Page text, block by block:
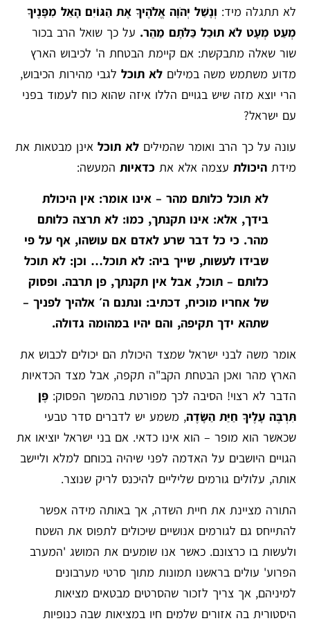
לא תתגלה מיד: וְנָשַׁל יְהֹוָה אֱלֹהֶיךָ אֶת הַגּוֹיִם הָאֵל מִפָּנֶיךָ
מְעַט מְעָט לֹא תוּכַל כַּלֹּתָם מַהֵר. על כך שואל הרב בכור
שור שאלה מתבקשת: אם קיימת הבטחת ה' לכיבוש הארץ
מדוע משתמש משה במילים לא תוכל לגבי מהירות הכיבוש,
הרי יוצא מזה שיש בגויים הללו איזה שהוא כוח לעמוד בפני
עם ישראל?
עונה על כך הרב ואומר שהמילים לא תוכל אינן מבטאות את
מידת היכולת עצמה אלא את כדאיות המעשה:
לא תוכל כלותם מהר – אינו אומר: אין היכולת
בידך, אלא: אינו תקנתך, כמו: לא תרצה כלותם
מהר. כי כל דבר שרע לאדם אם עושהו, אף על פי
שבידו לעשות, שייך ביה: לא תוכל… וכן: לא תוכל
כלותם – תוכל, אבל אין תקנתך, פן תרבה. ופסוק
של אחריו מוכיח, דכתיב: ונתנם ה׳ אלהיך לפניך –
שתהא ידך תקיפה, והם יהיו במהומה גדולה.
אומר משה לבני ישראל שמצד היכולת הם יכולים לכבוש את
הארץ מהר ואכן הבטחת הקב"ה תקפה, אבל מצד הכדאיות
הדבר לא רצוי! הסיבה לכך מפורטת בהמשך הפסוק: פֶּן
תִּרְבֶּה עָלֶיךָ חַיַּת הַשָּׂדֶה, משמע יש לדברים סדר טבעי
שכאשר הוא מופר – הוא אינו כדאי. אם בני ישראל יוציאו את
הגויים היושבים על האדמה לפני שיהיה בכוחם למלא וליישב
אותה, עלולים גורמים שליליים להיכנס לריק שנוצר.
התורה מציינת את חיית השדה, אך באותה מידה אפשר
להתייחס גם לגורמים אנושיים שיכולים לתפוס את השטח
ולעשות בו כרצונם. כאשר אנו שומעים את המושג 'המערב
הפרוע' עולים בראשנו תמונות מתוך סרטי מערבונים
למיניהם, אך צריך לזכור שהסרטים מבטאים מציאות
היסטורית בה אזורים שלמים חיו במציאות שבה כנופיות